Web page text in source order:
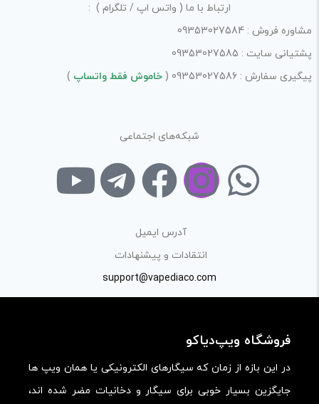
ارزش خرید در برابر قیمت:
ارتباط با ما ( واتس اپ / تلگرام ) :
مشاوره فروش : 09353027584
پشتیانی سایت : 09353027585
پیگیری سفارش : 09353027586 (
خاموش فقط واتساپ )
شبکه‌های اجتماعی
آدرس ایمیل
انتقادات و پیشنهادات
support@vapediaco.com
فروشگاه ویپ‌دیاکو
در این بازه از زمان که سیگارهای الکترونیکی یا همان ویپ ها
جایگزین بسیار خوبی برای سیگار و دخانیات مضر شده اند،